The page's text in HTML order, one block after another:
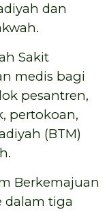
dan
Sakit
medis bagi
pesantren,
pertokoan,
(BTM)
Berkemajuan
dalam tiga